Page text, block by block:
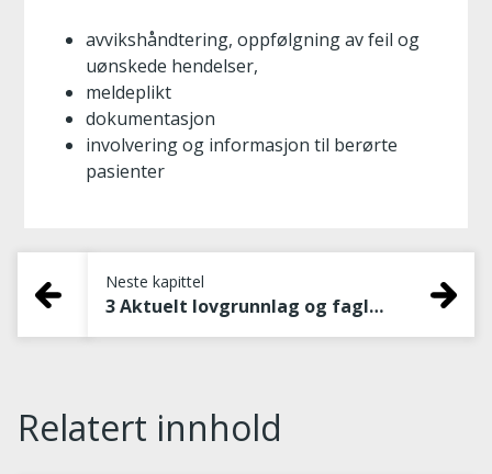
avvikshåndtering, oppfølgning av feil og
uønskede hendelser,
meldeplikt
dokumentasjon
involvering og informasjon til berørte
pasienter
Neste kapittel
3 Aktuelt lovgrunnlag og faglige normeringer
Relatert innhold